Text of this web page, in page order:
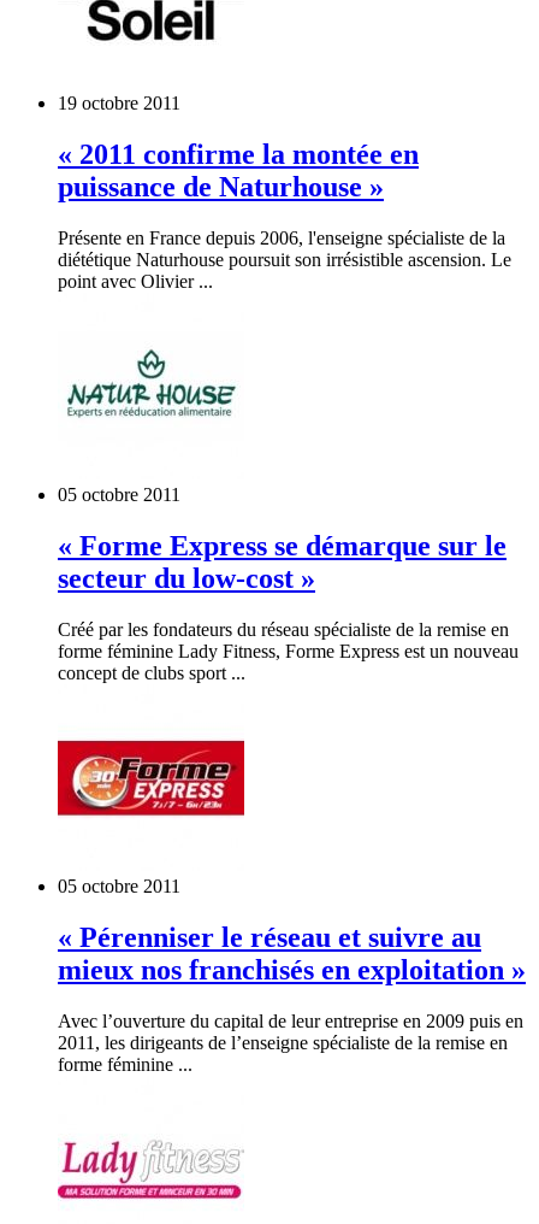
19 octobre 2011
« 2011 confirme la montée en
puissance de Naturhouse »
Présente en France depuis 2006, l'enseigne spécialiste de la
diététique Naturhouse poursuit son irrésistible ascension. Le
point avec Olivier ...
05 octobre 2011
« Forme Express se démarque sur le
secteur du low-cost »
Créé par les fondateurs du réseau spécialiste de la remise en
forme féminine Lady Fitness, Forme Express est un nouveau
concept de clubs sport ...
05 octobre 2011
« Pérenniser le réseau et suivre au
mieux nos franchisés en exploitation »
Avec l’ouverture du capital de leur entreprise en 2009 puis en
2011, les dirigeants de l’enseigne spécialiste de la remise en
forme féminine ...